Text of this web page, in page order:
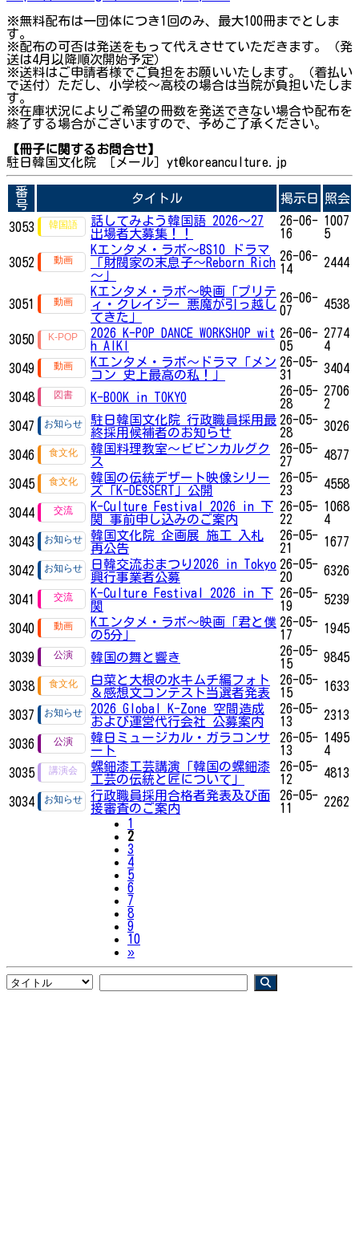
※無料配布は一団体につき1回のみ、最大100冊までとしま
す。
※配布の可否は発送をもって代えさせていただきます。（発
送は4月以降順次開始予定）
※送料はご申請者様でご負担をお願いいたします。（着払い
で送付）ただし、小学校～高校の場合は当院が負担いたしま
す。
※在庫状況によりご希望の冊数を発送できない場合や配布を
終了する場合がございますので、予めご了承ください。
【冊子に関するお問合せ】
駐日韓国文化院 ［メール］yt@koreanculture.jp
番
号
タイトル 掲示日 照会
3053
話してみよう韓国語 2026～27
出場者大募集！！
26-06-
16
1007
5
3052
Kエンタメ・ラボ～BS10 ドラマ
「財閥家の末息子～Reborn Rich
～」
26-06-
14
2444
3051
Kエンタメ・ラボ～映画「プリテ
ィ・クレイジー 悪魔が引っ越し
てきた」
26-06-
07
4538
3050
2026 K-POP DANCE WORKSHOP wit
h AIKI
26-06-
05
2774
4
3049
Kエンタメ・ラボ～ドラマ「メン
コン 史上最高の私！」
26-05-
31
3404
3048 K-BOOK in TOKYO
26-05-
28
2706
2
3047
駐日韓国文化院 行政職員採用最
終採用候補者のお知らせ
26-05-
28
3026
3046
韓国料理教室～ビビンカルグク
ス
26-05-
27
4877
3045
韓国の伝統デザート映像シリー
ズ「K-DESSERT」公開
26-05-
23
4558
3044
K-Culture Festival 2026 in 下
関 事前申し込みのご案内
26-05-
22
1068
4
3043
韓国文化院 企画展 施工 入札
再公告
26-05-
21
1677
3042
日韓交流おまつり2026 in Tokyo
興行事業者公募
26-05-
20
6326
3041
K-Culture Festival 2026 in 下
関
26-05-
19
5239
3040
Kエンタメ・ラボ～映画「君と僕
の5分」
26-05-
17
1945
3039 韓国の舞と響き
26-05-
15
9845
3038
白菜と大根の水キムチ編フォト
＆感想文コンテスト当選者発表
26-05-
15
1633
3037
2026 Global K-Zone 空間造成
および運営代行会社 公募案内
26-05-
13
2313
3036
韓日ミュージカル・ガラコンサ
ート
26-05-
13
1495
4
3035
螺鈿漆工芸講演「韓国の螺鈿漆
工芸の伝統と匠について」
26-05-
12
4813
3034
行政職員採用合格者発表及び面
接審査のご案内
26-05-
11
2262
1
2
3
4
5
6
7
8
9
10
»Next